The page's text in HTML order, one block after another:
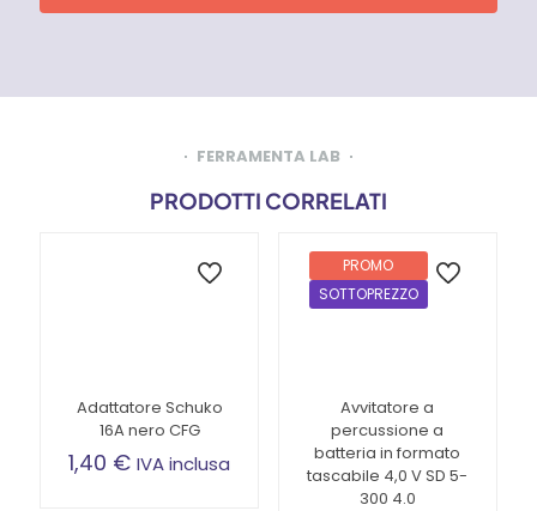
FERRAMENTA LAB
PRODOTTI CORRELATI
Adattatore Schuko
16A nero CFG
1,40 € IVA inclusa
PROMO
SOTTOPREZZO
Avvitatore a
percussione a
batteria in formato
tascabile 4,0 V SD 5-
300 4.0